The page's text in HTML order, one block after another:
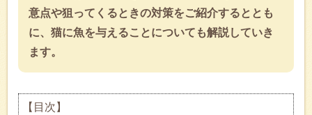
意点や狙ってくるときの対策をご紹介するととも
に、猫に魚を与えることについても解説していき
ます。
【目次】